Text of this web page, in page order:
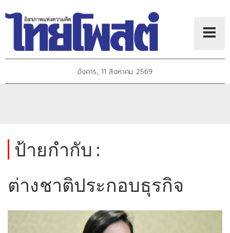
อังคาร, 11 สิงหาคม 2569
ป้ายกำกับ :
ต่างชาติประกอบธุรกิจ